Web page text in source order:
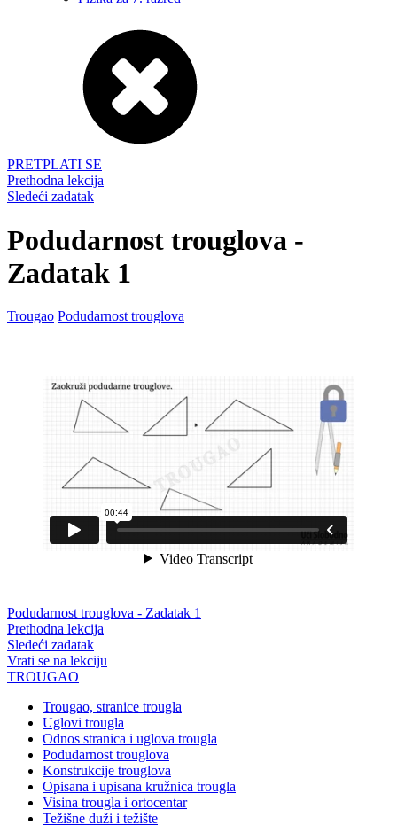
PRETPLATI SE
Prethodna lekcija
Sledeći zadatak
Podudarnost trouglova -
Zadatak 1
Trougao Podudarnost trouglova
Podudarnost trouglova - Zadatak 1
Prethodna lekcija
Sledeći zadatak
Vrati se na lekciju
TROUGAO
Trougao, stranice trougla
Uglovi trougla
Odnos stranica i uglova trougla
Podudarnost trouglova
Konstrukcije trouglova
Opisana i upisana kružnica trougla
Visina trougla i ortocentar
Težišne duži i težište